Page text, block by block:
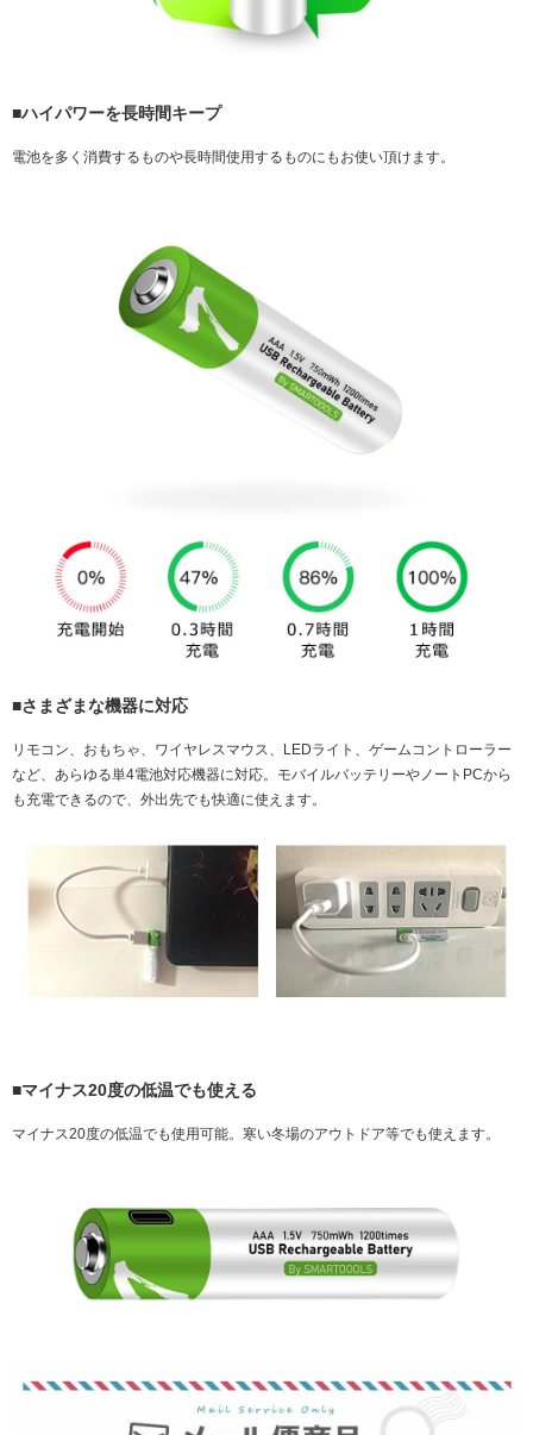
■ハイパワーを長時間キープ
電池を多く消費するものや長時間使用するものにもお使い頂けます。
■さまざまな機器に対応
リモコン、おもちゃ、ワイヤレスマウス、LEDライト、ゲームコントローラー
など、あらゆる単4電池対応機器に対応。モバイルバッテリーやノートPCから
も充電できるので、外出先でも快適に使えます。
■マイナス20度の低温でも使える
マイナス20度の低温でも使用可能。寒い冬場のアウトドア等でも使えます。